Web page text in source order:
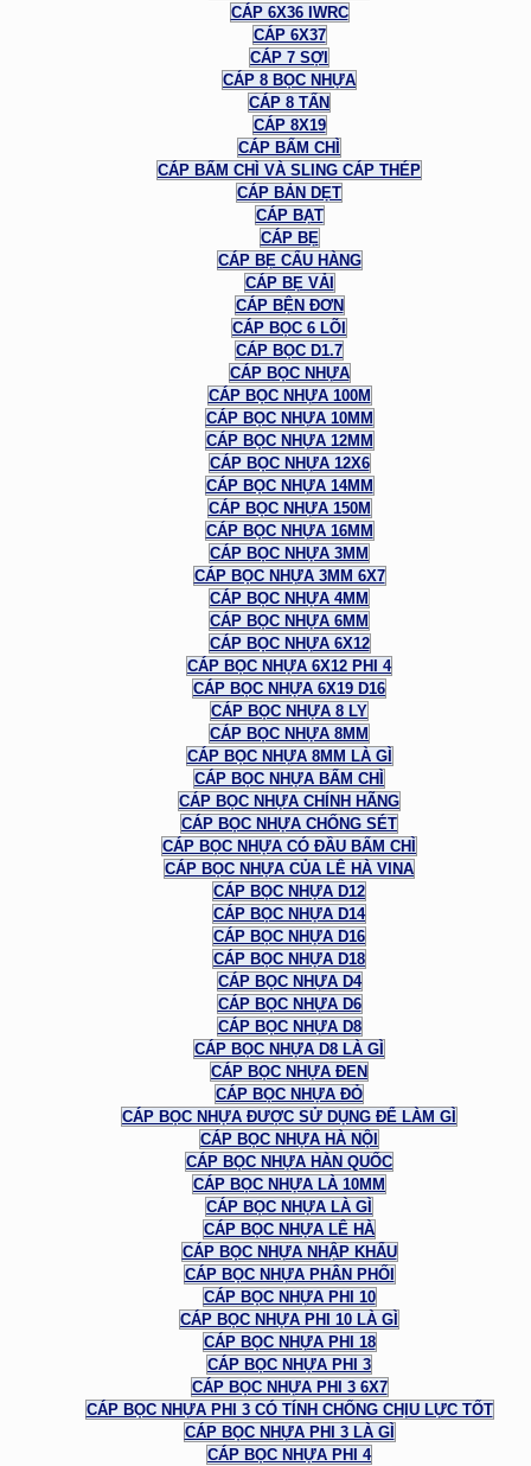
CÁP 6X36 IWRC
CÁP 6X37
CÁP 7 SỢI
CÁP 8 BỌC NHỰA
CÁP 8 TẤN
CÁP 8X19
CÁP BẤM CHÌ
CÁP BẤM CHÌ VÀ SLING CÁP THÉP
CÁP BẢN DẸT
CÁP BẠT
CÁP BẸ
CÁP BẸ CẨU HÀNG
CÁP BẸ VẢI
CÁP BỆN ĐƠN
CÁP BỌC 6 LÕI
CÁP BỌC D1.7
CÁP BỌC NHỰA
CÁP BỌC NHỰA 100M
CÁP BỌC NHỰA 10MM
CÁP BỌC NHỰA 12MM
CÁP BỌC NHỰA 12X6
CÁP BỌC NHỰA 14MM
CÁP BỌC NHỰA 150M
CÁP BỌC NHỰA 16MM
CÁP BỌC NHỰA 3MM
CÁP BỌC NHỰA 3MM 6X7
CÁP BỌC NHỰA 4MM
CÁP BỌC NHỰA 6MM
CÁP BỌC NHỰA 6X12
CÁP BỌC NHỰA 6X12 PHI 4
CÁP BỌC NHỰA 6X19 D16
CÁP BỌC NHỰA 8 LY
CÁP BỌC NHỰA 8MM
CÁP BỌC NHỰA 8MM LÀ GÌ
CÁP BỌC NHỰA BẤM CHÌ
CÁP BỌC NHỰA CHÍNH HÃNG
CÁP BỌC NHỰA CHỐNG SÉT
CÁP BỌC NHỰA CÓ ĐẦU BẤM CHÌ
CÁP BỌC NHỰA CỦA LÊ HÀ VINA
CÁP BỌC NHỰA D12
CÁP BỌC NHỰA D14
CÁP BỌC NHỰA D16
CÁP BỌC NHỰA D18
CÁP BỌC NHỰA D4
CÁP BỌC NHỰA D6
CÁP BỌC NHỰA D8
CÁP BỌC NHỰA D8 LÀ GÌ
CÁP BỌC NHỰA ĐEN
CÁP BỌC NHỰA ĐỎ
CÁP BỌC NHỰA ĐƯỢC SỬ DỤNG ĐỂ LÀM GÌ
CÁP BỌC NHỰA HÀ NỘI
CÁP BỌC NHỰA HÀN QUỐC
CÁP BỌC NHỰA LÀ 10MM
CÁP BỌC NHỰA LÀ GÌ
CÁP BỌC NHỰA LÊ HÀ
CÁP BỌC NHỰA NHẬP KHẨU
CÁP BỌC NHỰA PHÂN PHỐI
CÁP BỌC NHỰA PHI 10
CÁP BỌC NHỰA PHI 10 LÀ GÌ
CÁP BỌC NHỰA PHI 18
CÁP BỌC NHỰA PHI 3
CÁP BỌC NHỰA PHI 3 6X7
CÁP BỌC NHỰA PHI 3 CÓ TÍNH CHỐNG CHỊU LỰC TỐT
CÁP BỌC NHỰA PHI 3 LÀ GÌ
CÁP BỌC NHỰA PHI 4